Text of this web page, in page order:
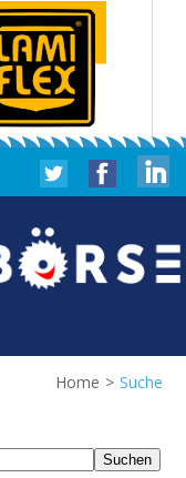
Home > Suche